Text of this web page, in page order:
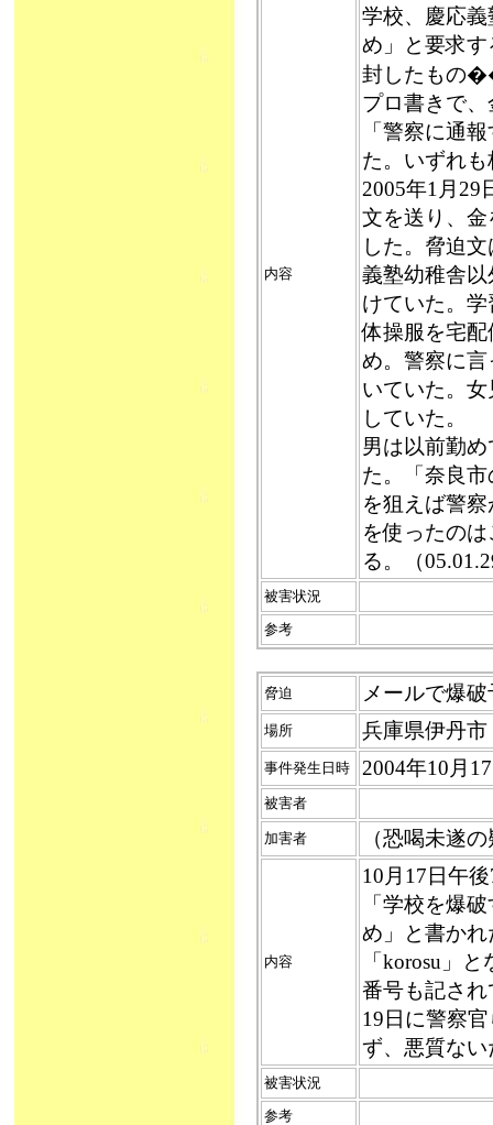
内容
学校、慶応
め」と要求
封したもの
プロ書きで
「警察に通
た。いずれ
2005年1月29
文を送り、
した。脅迫
義塾幼稚舎
けていた。
体操服を宅
め。警察に
いていた。
していた。
男は以前勤
た。「奈良
を狙えば警
を使ったの
る。（
被害状況
参考
脅迫 メールで爆
場所 兵庫県伊丹
事件発生日時 2004年10月
被害者
加害者 （恐喝未遂
内容
10月17日午
「学校を爆
め」と書か
「korosu」
番号も記さ
19日に警察
ず、悪質な
被害状況
参考